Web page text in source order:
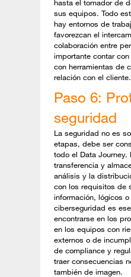
hasta el tomador de
sus equipos. Todo
hay entornos de
favorezcan el
colaboración entre
importante contar
con herramientas de
relación con el cliente.
Paso 6:
seguridad
La seguridad no es
etapas, debe ser
todo el Data Journey.
transferencia y
análisis y la
con los requisitos de
información, lógicos
ciberseguridad es
encontrarse en los
en los equipos con
externos o de
de compliance y
traer consecuencias
también de imagen.